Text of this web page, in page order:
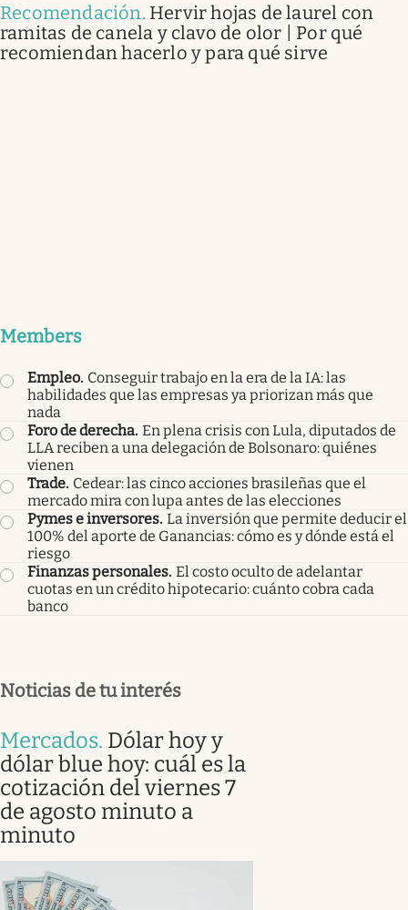
Recomendación. Hervir hojas de laurel con
ramitas de canela y clavo de olor | Por qué
recomiendan hacerlo y para qué sirve
Members
Empleo. Conseguir trabajo en la era de la IA: las
habilidades que las empresas ya priorizan más que
nada
Foro de derecha. En plena crisis con Lula, diputados de
LLA reciben a una delegación de Bolsonaro: quiénes
vienen
Trade. Cedear: las cinco acciones brasileñas que el
mercado mira con lupa antes de las elecciones
Pymes e inversores. La inversión que permite deducir el
100% del aporte de Ganancias: cómo es y dónde está el
riesgo
Finanzas personales. El costo oculto de adelantar
cuotas en un crédito hipotecario: cuánto cobra cada
banco
Noticias de tu interés
Mercados. Dólar hoy y
dólar blue hoy: cuál es la
cotización del viernes 7
de agosto minuto a
minuto